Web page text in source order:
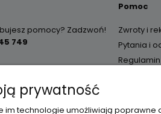
pomocy? Zadzwoń!
749
Pomoc
Zwroty i
Pytania i
Regulamin
prywatność
im technologie umożliwiają